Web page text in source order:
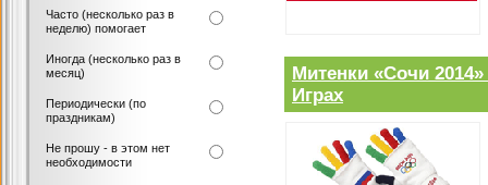
Митенки «Сочи
Играх
Часто (несколько раз в
неделю) помогает
Иногда (несколько раз в
месяц)
Периодически (по
праздникам)
Не прошу - в этом нет
необходимости